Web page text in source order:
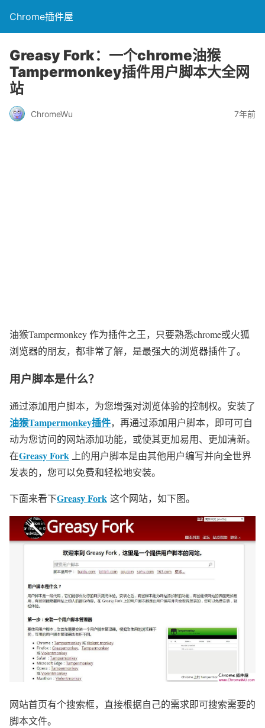
Chrome插件屋
Greasy Fork：一个chrome油猴
Tampermonkey插件用户脚本大全网
站
ChromeWu 7年前
油猴Tampermonkey 作为插件之王，只要熟悉chrome或火狐
浏览器的朋友，都非常了解，是最强大的浏览器插件了。
用户脚本是什么？
通过添加用户脚本，为您增强对浏览体验的控制权。安装了
油猴Tampermonkey插件，再通过添加用户脚本，即可可自
动为您访问的网站添加功能，或使其更加易用、更加清新。
在Greasy Fork 上的用户脚本是由其他用户编写并向全世界
发表的，您可以免费和轻松地安装。
下面来看下Greasy Fork 这个网站，如下图。
网站首页有个搜索框，直接根据自己的需求即可搜索需要的
脚本文件。